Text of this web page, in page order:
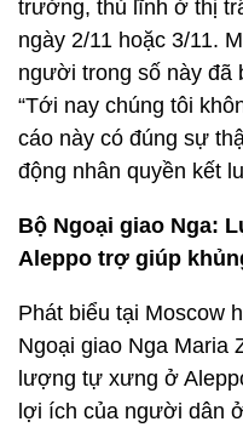
trưởng, thủ lĩnh ở thị
ngày 2/11 hoặc 3/11.
người trong số này đã
“Tới nay chúng tôi
cáo này có đúng sự
động nhân quyền kết
Bộ Ngoại giao Nga:
Aleppo trợ giúp
Phát biểu tại Moscow
Ngoại giao Nga Maria
lượng tự xưng ở
lợi ích của người dân